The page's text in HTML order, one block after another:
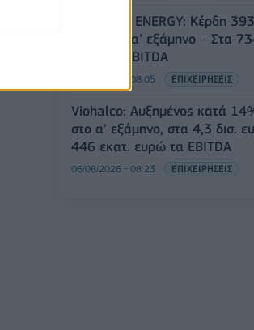
HELLENiQ ENERGY: Κέρδη
ευρώ στο α' εξάμηνο – Στα
ευρώ τα EBITDA
06/08/2026 - 08:05 ΕΠΙΧΕΙΡΗΣΕΙΣ
Viohalco: Αυξημένος κατά
στο α' εξάμηνο, στα 4,3 δισ.
446 εκατ. ευρώ τα EBITDA
06/08/2026 - 08:23 ΕΠΙΧΕΙΡΗΣΕΙΣ